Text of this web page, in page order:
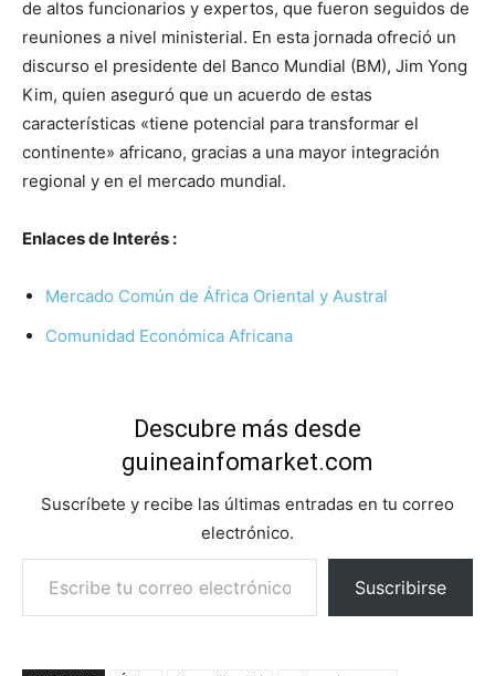
de altos funcionarios y expertos, que fueron seguidos de
reuniones a nivel ministerial. En esta jornada ofreció un
discurso el presidente del Banco Mundial (BM), Jim Yong
Kim, quien aseguró que un acuerdo de estas
características «tiene potencial para transformar el
continente» africano, gracias a una mayor integración
regional y en el mercado mundial.
Enlaces de Interés :
Mercado Común de África Oriental y Austral
Comunidad Económica Africana
Descubre más desde
guineainfomarket.com
Suscríbete y recibe las últimas entradas en tu correo
electrónico.
Escribe tu correo electrónico…
Suscribirse